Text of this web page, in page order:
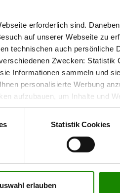
erforderlich sind.
auf unserer Webseite zu
technischen auch persönliche
Zwecken: Statistik
Informationen sammeln und
personalisierte Werbung
aufzubauen, um Inhalte und
sie neben den
zulassen wollen, oder auf „
widerrufen. Für weitere
Statistik Cookies
erlauben
Kleidung, Wäsche und weitere
Aufbewahrung im Alltag.
Dank der integrierten
reduziert Geräusche im